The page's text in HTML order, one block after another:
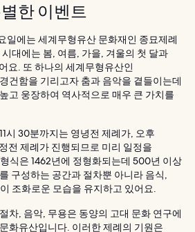
한 이벤트
일에는 세계무형유산 문화재인 종묘제례
대에는 봄, 여름, 가을, 겨울의 첫 달과
요. 또 하나의 세계무형유산인
건함을 기리고자 춤과 음악을 곁들이는데
고 웅장하여 역사적으로 매우 큰 가치를
시 30분까지는 영녕전 제례가, 오후
전 제례가 진행되므로 미리 일정을
식은 1462년에 정형화되는데 500년 이상
구성하는 공간과 절차뿐 아니라 음식,
조화로운 모습을 유지하고 있어요.
차, 음악, 무용은 동양의 고대 문화 연구에
화유산입니다. 이러한 제례의 기원은